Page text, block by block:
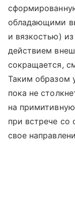
обладающими
и вязкостью)
действием
сокращается,
Таким образом
пока не
на
при встрече со
свое